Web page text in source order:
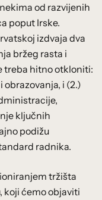
od razvijenih
poput Irske.
izdvaja dva
bržeg rasta i
treba hitno otkloniti:
i (2.)
ključnih
podižu
radnika.
tržišta
koji ćemo objaviti